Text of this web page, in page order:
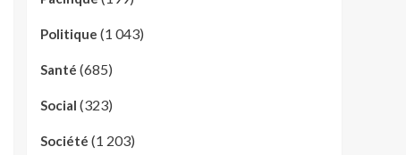
Politique (1 043)
Santé (685)
Social (323)
Société (1 203)